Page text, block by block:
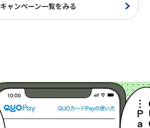
キャンペーン一覧をみる